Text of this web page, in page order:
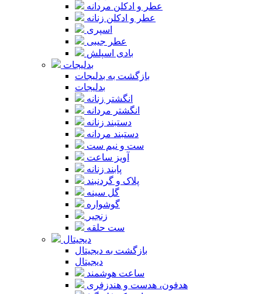
عطر و ادکلن مردانه
عطر و ادکلن زنانه
اسپری
عطر جیبی
بادی اسپلش
بدلیجات
بازگشت به بدلیجات
بدلیجات
انگشتر زنانه
انگشتر مردانه
دستبند زنانه
دستبند مردانه
ست و نیم ست
آویز ساعت
پابند زنانه
پلاک و گردنبند
گل سینه
گوشواره
زنجیر
ست حلقه
دیجیتال
بازگشت به دیجیتال
دیجیتال
ساعت هوشمند
هدفون، هدست و هندزفری